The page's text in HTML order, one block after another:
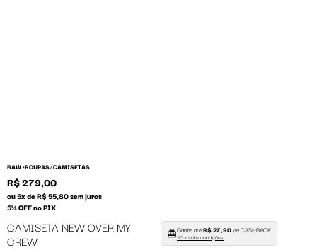
BAW •ROUPAS/CAMISETAS
R$ 279,00
ou 5x de R$ 55,80 sem juros
5% OFF no PIX
CAMISETA NEW OVER MY
CREW
Ganhe atéR$ 27,90de CASHBACK
*Consulte condições